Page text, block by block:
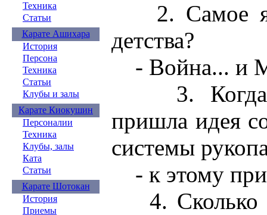
Техника
Статьи
Карате Ашихара
История
Персона
Техника
Статьи
Клубы и залы
Карате Киокушин
Персоналии
Техника
Клубы, залы
Ката
Статьи
Карате Шотокан
История
Приемы
2. Самое
детства?
- Война... и
3. Когда
пришла идея
системы
- к этому
4. Сколько